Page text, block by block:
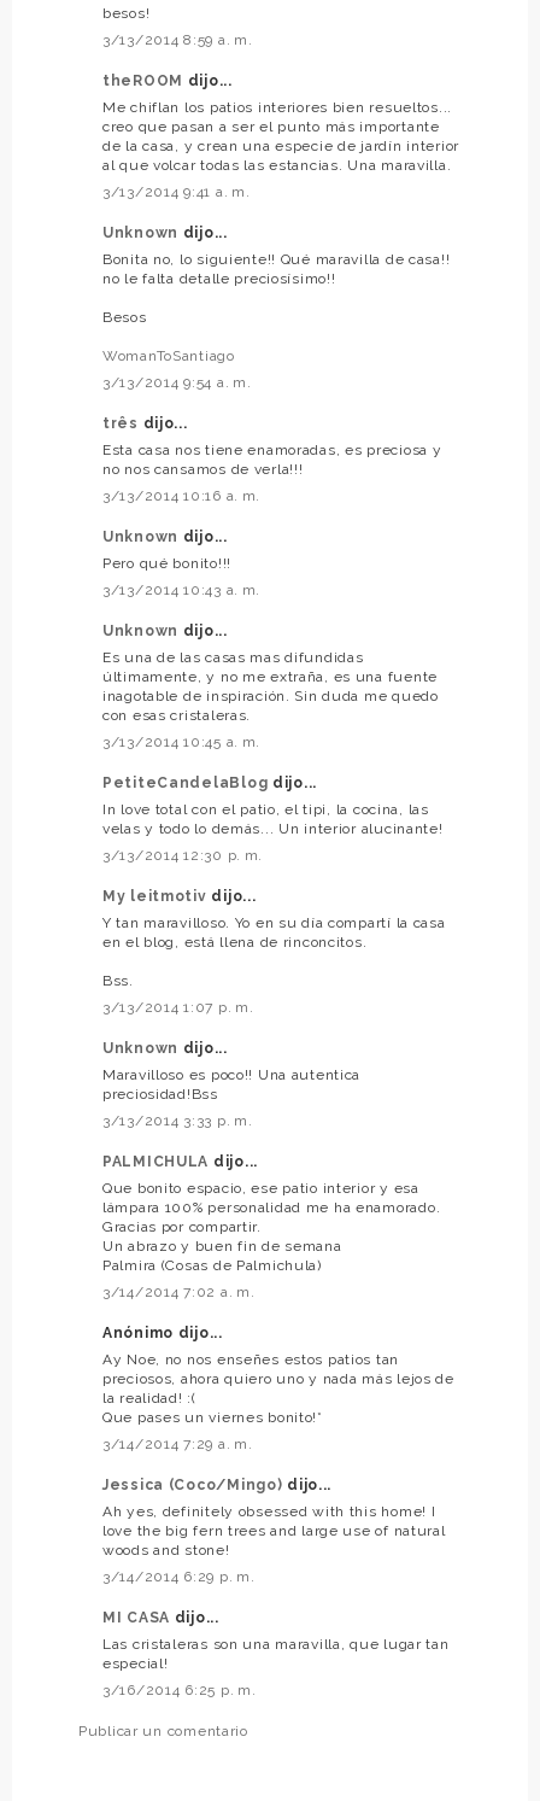
besos!
3/13/2014 8:59 a. m.
theROOM dijo...
Me chiflan los patios interiores bien resueltos...
creo que pasan a ser el punto más importante
de la casa, y crean una especie de jardín interior
al que volcar todas las estancias. Una maravilla.
3/13/2014 9:41 a. m.
Unknown dijo...
Bonita no, lo siguiente!! Qué maravilla de casa!!
no le falta detalle preciosísimo!!
Besos
WomanToSantiago
3/13/2014 9:54 a. m.
três dijo...
Esta casa nos tiene enamoradas, es preciosa y
no nos cansamos de verla!!!
3/13/2014 10:16 a. m.
Unknown dijo...
Pero qué bonito!!!
3/13/2014 10:43 a. m.
Unknown dijo...
Es una de las casas mas difundidas
últimamente, y no me extraña, es una fuente
inagotable de inspiración. Sin duda me quedo
con esas cristaleras.
3/13/2014 10:45 a. m.
PetiteCandelaBlog dijo...
In love total con el patio, el tipi, la cocina, las
velas y todo lo demás... Un interior alucinante!
3/13/2014 12:30 p. m.
My leitmotiv dijo...
Y tan maravilloso. Yo en su día compartí la casa
en el blog, está llena de rinconcitos.
Bss.
3/13/2014 1:07 p. m.
Unknown dijo...
Maravilloso es poco!! Una autentica
preciosidad!Bss
3/13/2014 3:33 p. m.
PALMICHULA dijo...
Que bonito espacio, ese patio interior y esa
lámpara 100% personalidad me ha enamorado.
Gracias por compartir.
Un abrazo y buen fin de semana
Palmira (Cosas de Palmichula)
3/14/2014 7:02 a. m.
Anónimo dijo...
Ay Noe, no nos enseñes estos patios tan
preciosos, ahora quiero uno y nada más lejos de
la realidad! :(
Que pases un viernes bonito!*
3/14/2014 7:29 a. m.
Jessica (Coco/Mingo) dijo...
Ah yes, definitely obsessed with this home! I
love the big fern trees and large use of natural
woods and stone!
3/14/2014 6:29 p. m.
MI CASA dijo...
Las cristaleras son una maravilla, que lugar tan
especial!
3/16/2014 6:25 p. m.
Publicar un comentario